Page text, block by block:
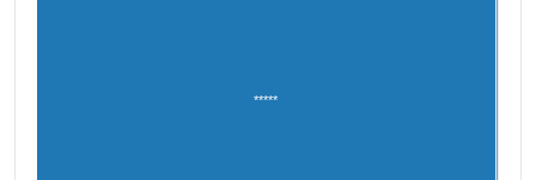
*****